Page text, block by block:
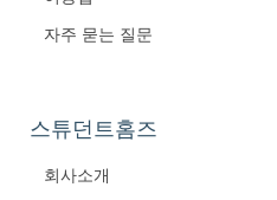
자주 묻는 질문
스튜던트홈즈
회사소개